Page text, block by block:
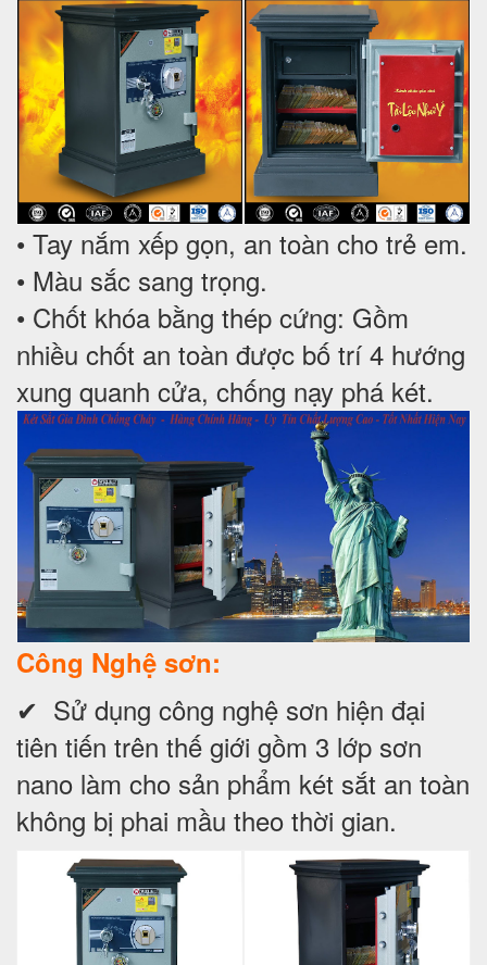
• Tay nắm xếp gọn, an toàn cho trẻ em.
• Màu sắc sang trọng.
• Chốt khóa bằng thép cứng: Gồm
nhiều chốt an toàn được bố trí 4 hướng
xung quanh cửa, chống nạy phá két.
Công Nghệ sơn:
✔ Sử dụng công nghệ sơn hiện đại
tiên tiến trên thế giới gồm 3 lớp sơn
nano làm cho sản phẩm két sắt an toàn
không bị phai mầu theo thời gian.